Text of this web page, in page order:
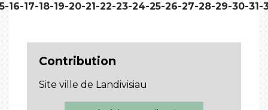
-16-17-18-19-20-21-22-23-24-25-26-27-28-29-30-31-
Contribution
Site ville de Landivisiau